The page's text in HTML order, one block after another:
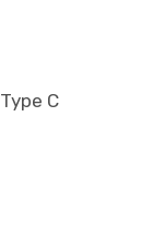
C